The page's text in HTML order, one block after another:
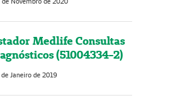
Medlife Consultas
(51004334-2)
Janeiro de 2019